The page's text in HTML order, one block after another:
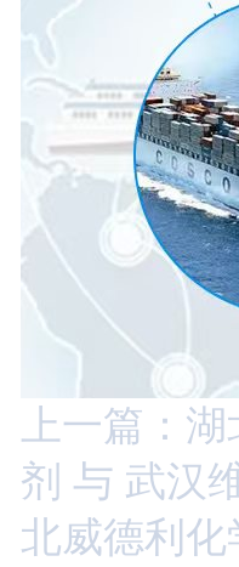
上一篇：
剂 与 武汉
北威德利